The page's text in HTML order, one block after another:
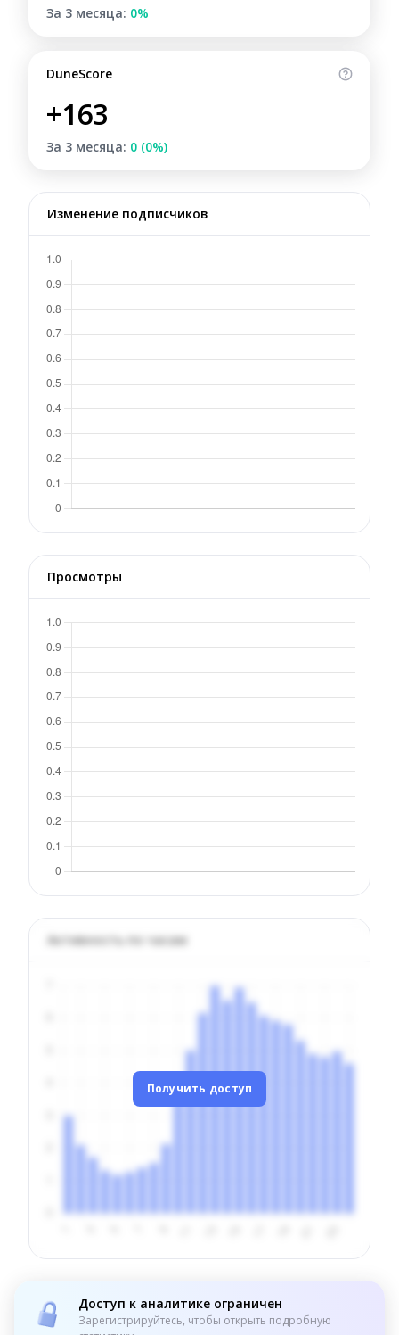
За 3 месяца: 0%
DuneScore
+163
За 3 месяца: 0 (0%)
Изменение подписчиков
Просмотры
Активность по часам
Получить доступ
Доступ к аналитике ограничен
Зарегистрируйтесь, чтобы открыть подробную